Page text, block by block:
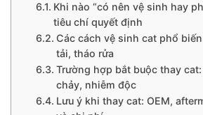
Khi nào “có nên vệ sinh hay
tiêu chí quyết định
Các cách vệ sinh cat phổ
tải, tháo rửa
Trường hợp bắt buộc thay
chảy, nhiễm độc
Lưu ý khi thay cat: OEM,